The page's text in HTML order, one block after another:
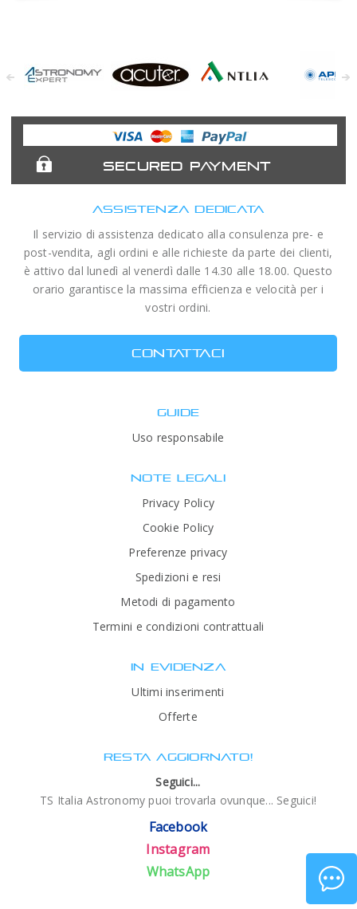
Expert
Telescopes
SECURED PAYMENT
ASSISTENZA DEDICATA
Il servizio di assistenza dedicato alla consulenza pre- e
post-vendita, agli ordini e alle richieste da parte dei clienti,
è attivo dal lunedì al venerdì dalle 14.30 alle 18.00. Questo
orario garantisce la massima efficienza e velocità per i
vostri ordini.
CONTATTACI
GUIDE
Uso responsabile
NOTE LEGALI
Privacy Policy
Cookie Policy
Preferenze privacy
Spedizioni e resi
Metodi di pagamento
Termini e condizioni contrattuali
IN EVIDENZA
Ultimi inserimenti
Offerte
RESTA AGGIORNATO!
Seguici...
TS Italia Astronomy puoi trovarla ovunque... Seguici!
Facebook
Instagram
WhatsApp